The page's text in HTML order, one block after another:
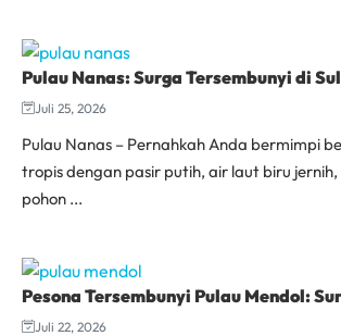
Pulau Nanas: Surga Tersembunyi di
Juli 25, 2026
Pulau Nanas – Pernahkah Anda bermimpi
tropis dengan pasir putih, air laut biru
pohon ...
Pesona Tersembunyi Pulau Mendol:
Juli 22, 2026